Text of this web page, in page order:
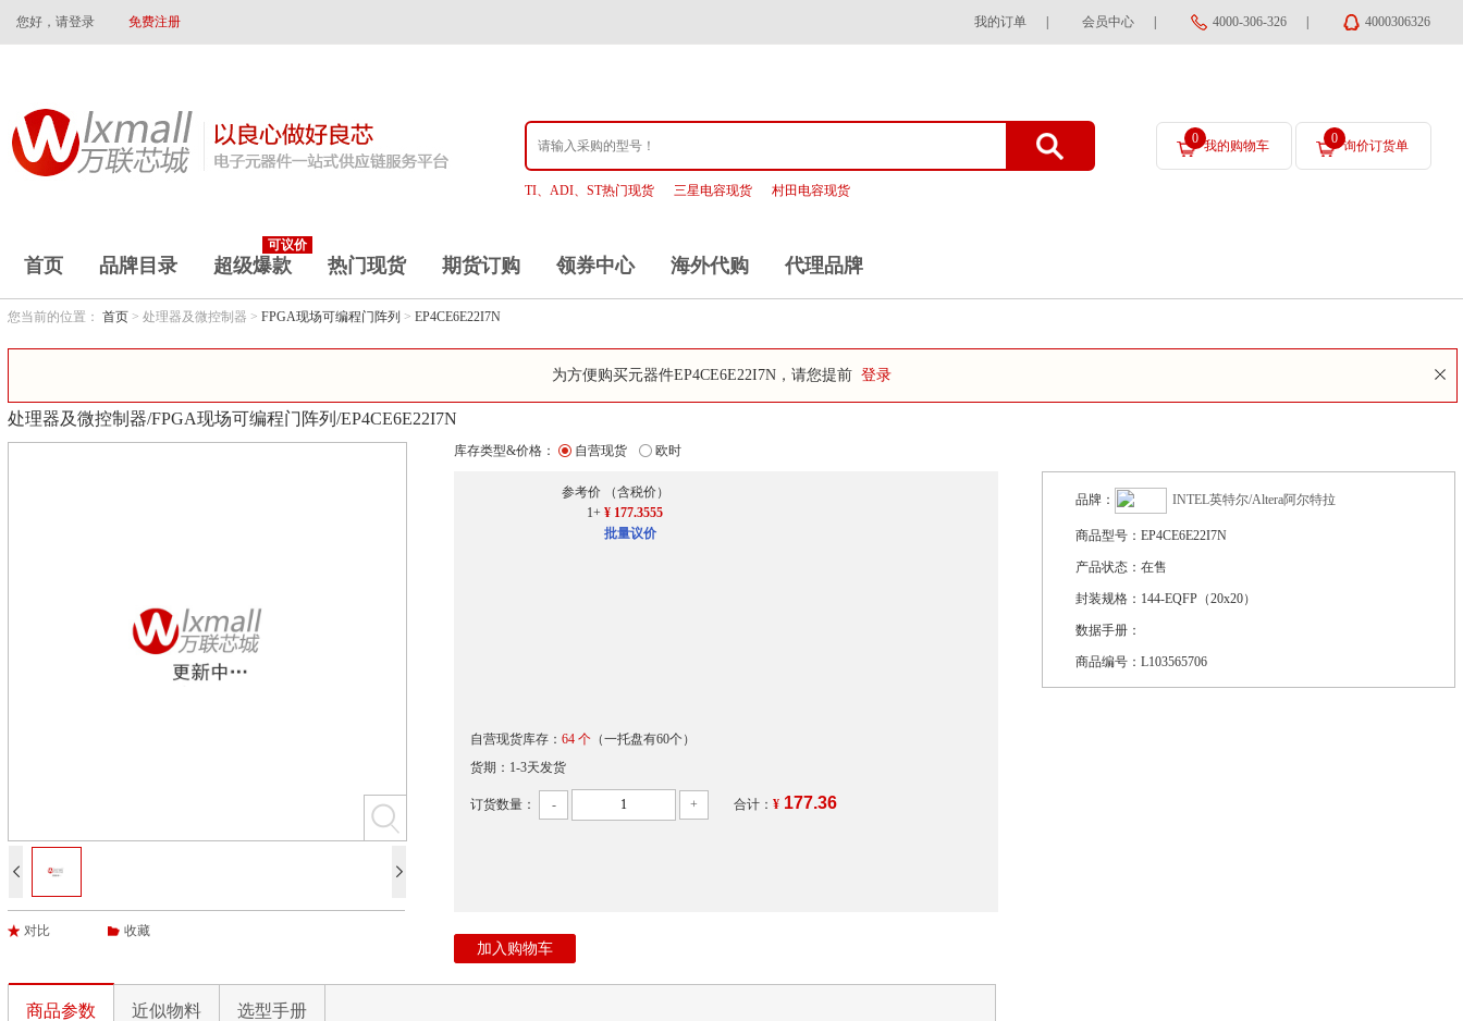
您好，请登录 免费注册 我的订单 会员中心 4000-306-326 4000306326
TI、ADI、ST热门现货 三星电容现货 村田电容现货
0 我的购物车 0 询价订货单
首页 品牌目录
可议价
超级爆款 热门现货 期货订购 领券中心 海外代购 代理品牌
您当前的位置： 首页 > 处理器及微控制器 > FPGA现场可编程门阵列 > EP4CE6E22I7N
为方便购买元器件EP4CE6E22I7N，请您提前 登录
处理器及微控制器/FPGA现场可编程门阵列/EP4CE6E22I7N
 
对比 收藏
库存类型&价格： 自营现货 欧时
参考价
（含税价）
1+ ¥ 177.3555
批量议价
自营现货库存： 64 个 （一托盘有60个）
货期：1-3天发货
订货数量： - + 合计： ¥ 177.36
加入购物车
品牌： INTEL英特尔/Altera阿尔特拉
商品型号： EP4CE6E22I7N
产品状态： 在售
封装规格： 144-EQFP（20x20）
数据手册：
商品编号： L103565706
商品参数 近似物料 选型手册